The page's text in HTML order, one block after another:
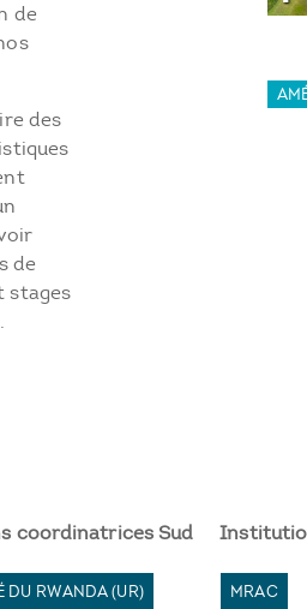
de
des
de
stages
coordinatrices Sud
DU RWANDA (UR) MRAC